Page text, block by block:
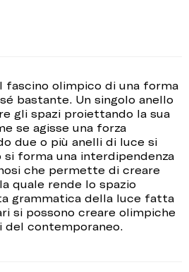
fascino olimpico di una forma
bastante. Un singolo anello
gli spazi proiettando la sua
se agisse una forza
due o più anelli di luce si
forma una interdipendenza
che permette di creare
quale rende lo spazio
grammatica della luce fatta
si possono creare olimpiche
del contemporaneo.